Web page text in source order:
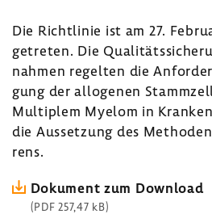
Die Richt­linie ist am 27.
getreten. Die
nahmen regelten die
gung der allo­genen
Multi­plem Myelom in
die Ausset­zung des
rens.
Doku­ment zum Down­load
(PDF 257,47 kB)